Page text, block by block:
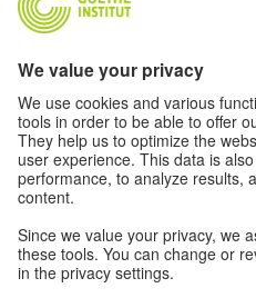
វគ្គសិក្សាភាសាអាល្លឺម៉ង់រ
បណ្តាញសម្រាប់គ្រូបង្រៀន
ភាពឯកជន និងការចូលដំណើរការ
ការកំណត់ភាពឯកជន